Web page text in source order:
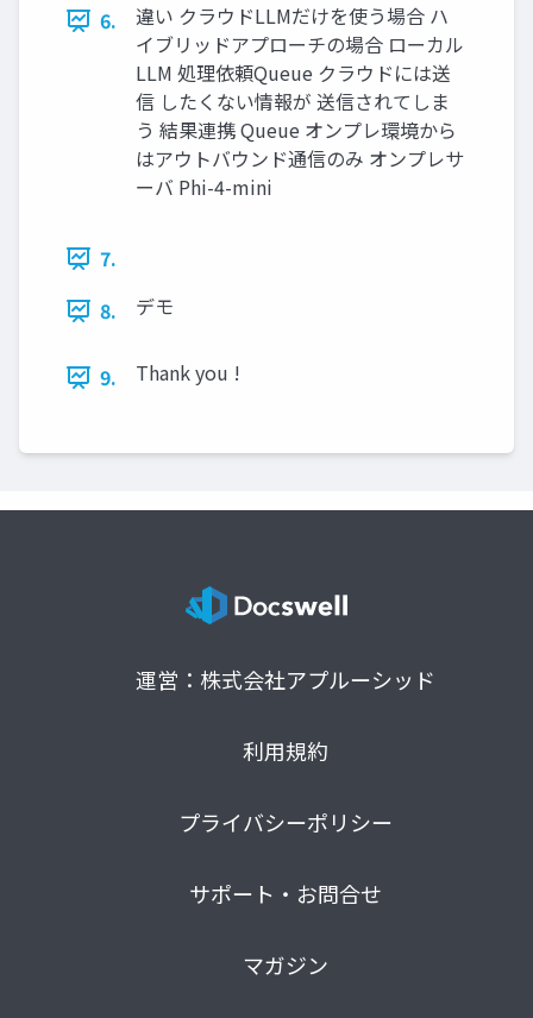
6.
違い クラウドLLMだけを使う場合 ハ
イブリッドアプローチの場合 ローカル
LLM 処理依頼Queue クラウドには送
信 したくない情報が 送信されてしま
う 結果連携 Queue オンプレ環境から
はアウトバウンド通信のみ オンプレサ
ーバ Phi-4-mini
7.
8.
デモ
9. Thank you !
運営：株式会社アプルーシッド
利用規約
プライバシーポリシー
サポート・お問合せ
マガジン